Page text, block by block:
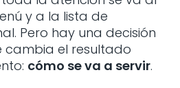
y a la lista de
Pero hay una decisión
cambia el resultado
cómo se va a servir.